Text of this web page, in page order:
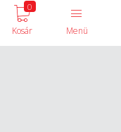
Menü
0
Kosár